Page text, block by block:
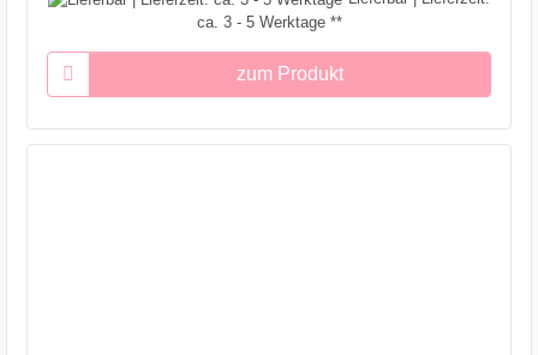
ca. 3 - 5 Werktage **
zum Produkt